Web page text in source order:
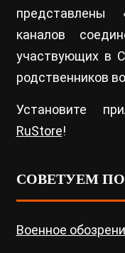
представлены
каналов
участвующих в
родственников
Установите
RuStore!
СОВЕТУЕМ
Военное